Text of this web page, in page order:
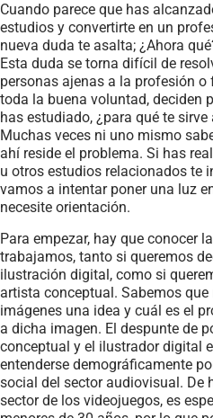
Cuando parece que has
estudios y convertirte en un
nueva duda te asalta; ¿Ahora
Esta duda se torna difícil de
personas ajenas a la profesión
toda la buena voluntad, deciden
has estudiado, ¿para qué te sirve
Muchas veces ni uno mismo
ahí reside el problema. Si has
u otros estudios relacionados te
vamos a intentar poner una luz
necesite orientación.
Para empezar, hay que conocer
trabajamos, tanto si queremos
ilustración digital, como si
artista conceptual. Sabemos
imágenes una idea y cuál es el
a dicha imagen. El despunte de
conceptual y el ilustrador digital
entenderse demográficamente
social del sector audiovisual. De
sector de los videojuegos, es